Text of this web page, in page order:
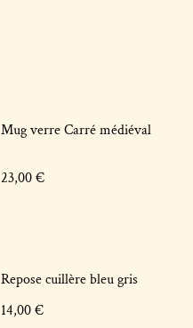
Mug verre Carré médiéval
23,00 €
Repose cuillère bleu gris
14,00 €